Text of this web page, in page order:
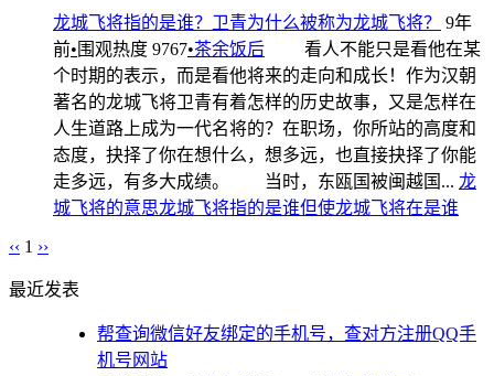
龙城飞将指的是谁？卫青为什么被称为龙城飞将？
9年
前• 围观热度 9767•茶余饭后
看人不能只是看他在某
个时期的表示，而是看他将来的走向和成长！作为汉朝
著名的龙城飞将卫青有着怎样的历史故事，又是怎样在
人生道路上成为一代名将的？在职场，你所站的高度和
态度，抉择了你在想什么，想多远，也直接抉择了你能
走多远，有多大成绩。 当时，东瓯国被闽越国... 龙
城飞将的意思龙城飞将指的是谁但使龙城飞将在是谁
‹‹ 1 ››
最近发表
帮查询微信好友绑定的手机号，查对方注册QQ手
机号网站